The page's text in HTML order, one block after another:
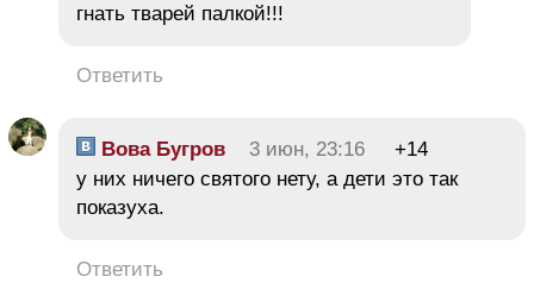
гнать тварей палкой!!!
Ответить
Вова Бугров 3 июн, 23:16
+14
у них ничего святого нету, а дети это так
показуха.
Ответить